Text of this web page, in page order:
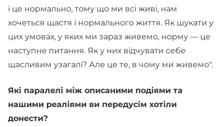
і це нормально, тому що ми всі живі, нам
хочеться щастя і нормального життя. Як шукати у
цих умовах, у яких ми зараз живемо, норму — це
наступне питання. Як у них відчувати себе
щасливим узагалі? Але це те, в чому ми живемо".
Які паралелі між описаними подіями та
нашими реаліями ви передусім хотіли
донести?